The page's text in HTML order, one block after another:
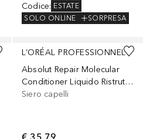
Codice: ESTATE
SOLO ONLINE
SORPRESA
L’ORÉAL PROFESSIONNEL
Absolut Repair Molecular
Conditioner Liquido Ristrutturante, Per Tutti i Tipi di Capelli Danneggiati, Aiuta a Riparare i Danni e Ripristina la Forza, Senza Solfati
Siero capelli
€ 35,79